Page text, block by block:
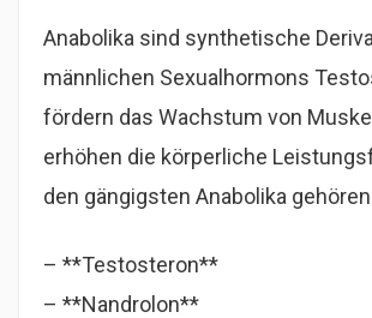
Anabolika sind synthetische
männlichen Sexualhormons
fördern das Wachstum von
erhöhen die körperliche
den gängigsten Anabolika
– **Testosteron**
– **Nandrolon**